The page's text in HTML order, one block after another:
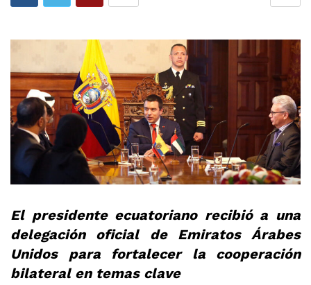
El presidente ecuatoriano recibió a una
delegación oficial de Emiratos Árabes
Unidos para fortalecer la cooperación
bilateral en temas clave